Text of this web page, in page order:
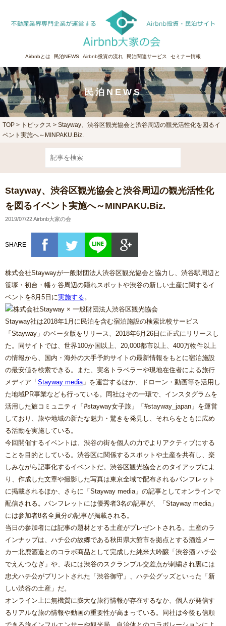
Airbnbとは 民泊NEWS Airbnb投資の流れ 民泊関連サービス セミナー情報
民泊NEWS
TOP > トピックス > Stayway、渋谷区観光協会と渋谷周辺の観光活性化を図るイ
ベント実施へ～MINPAKU.Biz.
Stayway、渋谷区観光協会と渋谷周辺の観光活性化
を図るイベント実施へ～MINPAKU.Biz.
2019/07/22 Airbnb大家の会
SHARE
株式会社Staywayが一般財団法人渋谷区観光協会と協力し、渋谷駅周辺と
笹塚・初台・幡ヶ谷周辺の隠れスポットや渋谷の新しい土産に関するイ
ベントを8月5日に実施する 。
Stayway社は2018年1月に民泊を含む宿泊施設の検索比較サービス
「Stayway」のベータ版をリリース、2018年6月26日に正式にリリースし
た。同サイトでは、世界100か国以上、20,000都市以上、400万物件以上
の情報から、国内・海外の大手予約サイトの最新情報をもとに宿泊施設
の最安値を検索できる。また、実名トラベラーや現地在住者による旅行
メディア「Stayway media 」を運営するほか、ドローン・動画等を活用し
た地域PR事業なども行っている。同社はその一環で、インスタグラムを
活用した旅コミュニティ「#stayway女子旅」「#stayway_japan」を運営
しており、旅や地域の新たな魅力・驚きを発見し、それらをともに広め
る活動を実施している。
今回開催するイベントは、渋谷の街を個人の力でよりアクティブにする
ことを目的としている。渋谷区に関係するスポットや土産を共有し、楽
しみながら記事化するイベントだ。渋谷区観光協会とのタイアップによ
り、作成した文章や撮影した写真は東京全域で配布されるパンフレット
に掲載されるほか、さらに「Stayway media」の記事としてオンラインで
配信される。パンフレットには優秀者3名の記事が、「Stayway media」
には参加者8名全員分の記事が掲載される。
当日の参加者には記事の題材とする土産がプレゼントされる。土産のラ
インナップは、ハチ公の故郷である秋田県大館市を拠点とする酒造メー
カー北鹿酒造とのコラボ商品として完成した純米大吟醸「渋谷酒:ハチ公
でえんつなぎ」や、表には渋谷のスクランブル交差点が刺繍され裏には
忠犬ハチ公がプリントされた「渋谷御守」、ハチ公グッズといった「新
しい渋谷の土産」だ。
オンライン上に無機質に膨大な旅行情報が存在するなか、個人が発信す
るリアルな旅の情報や動画の重要性が高まっている。同社は今後も信頼